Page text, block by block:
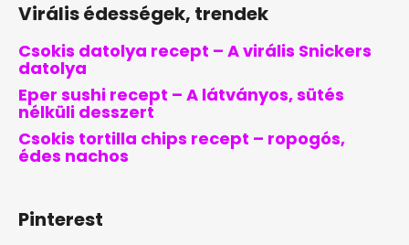
Virális édességek, trendek
Csokis datolya recept – A virális Snickers
datolya
Eper sushi recept – A látványos, sütés
nélküli desszert
Csokis tortilla chips recept – ropogós,
édes nachos
Pinterest